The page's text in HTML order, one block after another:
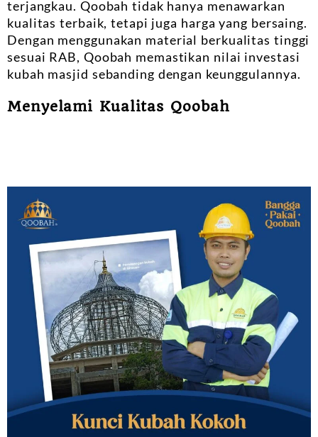
terjangkau. Qoobah tidak hanya menawarkan
kualitas terbaik, tetapi juga harga yang bersaing.
Dengan menggunakan material berkualitas tinggi
sesuai RAB, Qoobah memastikan nilai investasi
kubah masjid sebanding dengan keunggulannya.
Menyelami Kualitas Qoobah